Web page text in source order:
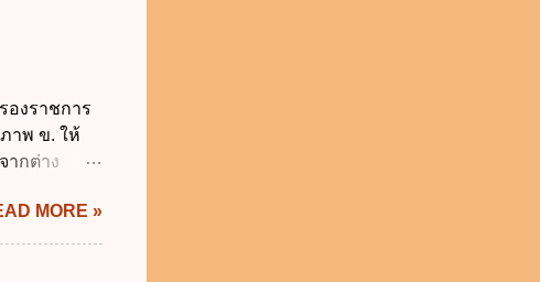
ใช้บังคับ
จเกี่ยวกับ
หน้าที่ ง.
บัญญัติ
ระทรวง
องราชการ
าพ ข. ให้
ากต่าง
ารเบิกเงิน
ชการ พ.ศ.
ณ พ.ศ.
MORE »